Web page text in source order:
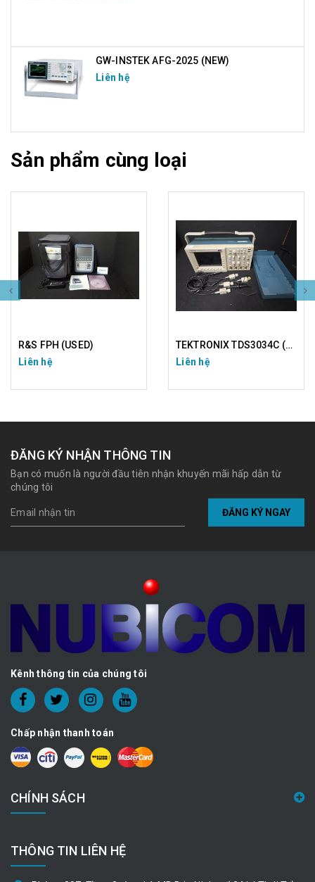
GW-INSTEK AFG-2025 (NEW)
Liên hệ
Sản phẩm cùng loại
R&S FPH (USED)
Liên hệ
TEKTRONIX TDS3034C (USED)
Liên hệ
ĐĂNG KÝ NHẬN THÔNG TIN
Bạn có muốn là người đầu tiên nhận khuyến mãi hấp dẫn từ
chúng tôi
ĐĂNG KÝ NGAY
Kênh thông tin của chúng tôi
Chấp nhận thanh toán
CHÍNH SÁCH
THÔNG TIN LIÊN HỆ